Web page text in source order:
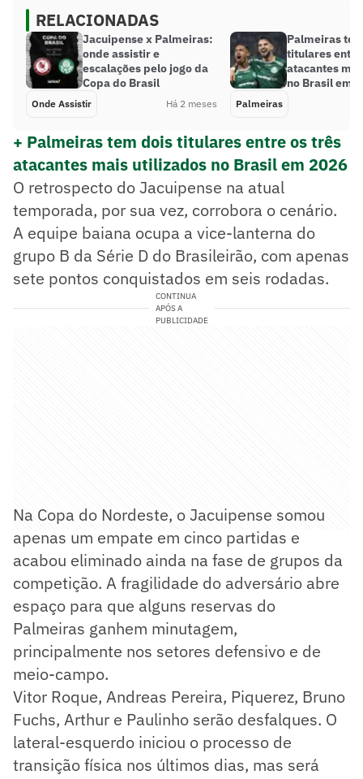
RELACIONADAS
Jacuipense x Palmeiras:
onde assistir e
escalações pelo jogo da
Copa do Brasil
Onde Assistir Há 2 meses
Palmeiras
titulares
atacantes
no Brasil em
Palmeiras
+ Palmeiras tem dois titulares entre os três
atacantes mais utilizados no Brasil em 2026
O retrospecto do Jacuipense na atual
temporada, por sua vez, corrobora o cenário.
A equipe baiana ocupa a vice-lanterna do
grupo B da Série D do Brasileirão, com apenas
sete pontos conquistados em seis rodadas.
CONTINUA
APÓS A
PUBLICIDADE
Na Copa do Nordeste, o Jacuipense somou
apenas um empate em cinco partidas e
acabou eliminado ainda na fase de grupos da
competição. A fragilidade do adversário abre
espaço para que alguns reservas do
Palmeiras ganhem minutagem,
principalmente nos setores defensivo e de
meio-campo.
Vitor Roque, Andreas Pereira, Piquerez, Bruno
Fuchs, Arthur e Paulinho serão desfalques. O
lateral-esquerdo iniciou o processo de
transição física nos últimos dias, mas será